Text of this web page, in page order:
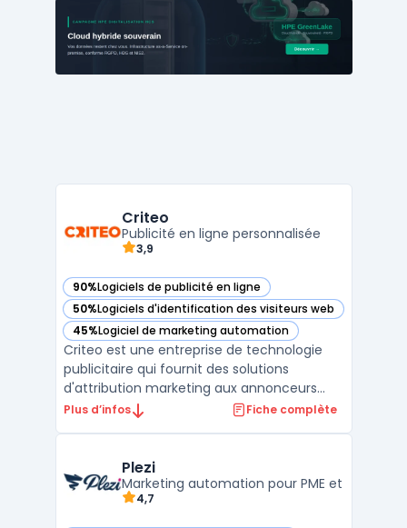
d'optimisation des décisions marketing.
Grâce à l'intégration de données en temps
réel et de l'analytique avanc ...
Criteo
Publicité en ligne personnalisée
3,9
90%Logiciels de publicité en ligne
— voir Criteo dans cette catégorie
50%Logiciels d'identification des visiteurs web
— voir Criteo dans cette catégorie
45%Logiciel de marketing automation
— voir Criteo dans cette catégorie
Criteo est une entreprise de technologie
publicitaire qui fournit des solutions
d'attribution marketing aux annonceurs
pour mesurer l'impact de leurs campagnes
comportements en ligne des
consommateurs et leur propose ...
Plus d’infos Fiche complète
Plezi
Marketing automation pour PME et
4,7